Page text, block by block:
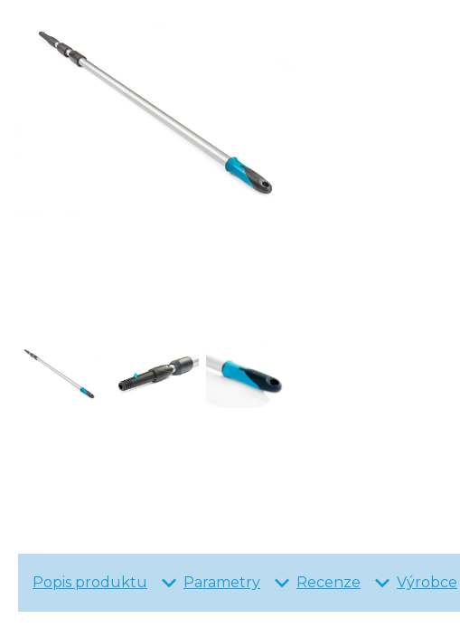
Popis produktu Parametry Recenze Výrobce